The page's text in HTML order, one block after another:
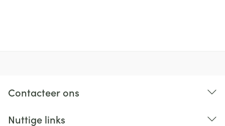
Anorexie (verlies van eetlust), gewichtstoename,
daling van de bloedglucosespiegel (als u diabetes
Contacteer ons
Nuttige links